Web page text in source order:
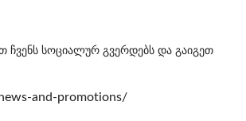
ჩვენს სოციალურ გვერდებს და გაიგეთ
and-promotions/